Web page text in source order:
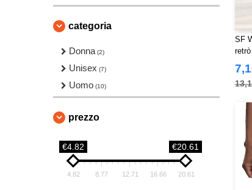
categoria
Donna (2)
Unisex (7)
Uomo (10)
prezzo
€4.82 €20.61
4.82 8.77 12.71 16.66 20.61
SF